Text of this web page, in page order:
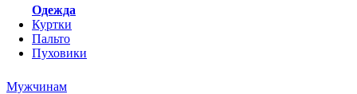
Одежда
Куртки
Пальто
Пуховики
Мужчинам